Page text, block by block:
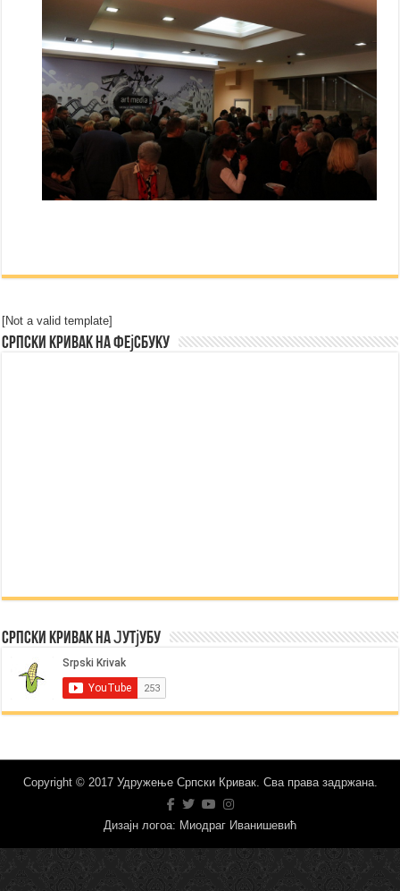
[Not a valid template]
Српски Кривак на Фејсбуку
Српски Кривак на Јутјубу
Copyright © 2017 Удружење Српски Кривак. Сва права задржана.
Дизајн логоа: Миодраг Иванишевић